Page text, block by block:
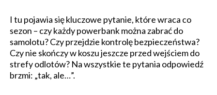
I tu pojawia się kluczowe pytanie, które wraca co
sezon – czy każdy powerbank można zabrać do
samolotu? Czy przejdzie kontrolę bezpieczeństwa?
Czy nie skończy w koszu jeszcze przed wejściem do
strefy odlotów? Na wszystkie te pytania odpowiedź
brzmi: „tak, ale…”.